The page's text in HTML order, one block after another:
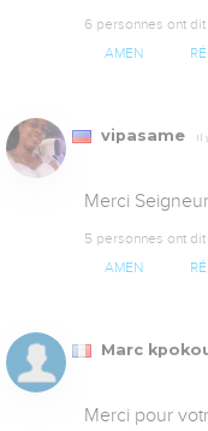
6 personnes ont dit
AMEN
vipasame Il
Merci
5 personnes ont dit
AMEN
Marc
Merci pour